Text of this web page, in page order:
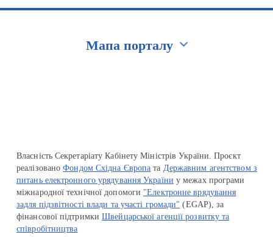
Мапа порталу
Власність Секретаріату Кабінету Міністрів України. Проєкт
реалізованоФондом Східна Європа та Державним агентством з
питань електронного урядування України у межах програми
міжнародної технічної допомоги "Електронне врядування
задля підзвітності влади та участі громади" (EGAP), за
фінансової підтримкиШвейцарської агенції розвитку та
співробітництва